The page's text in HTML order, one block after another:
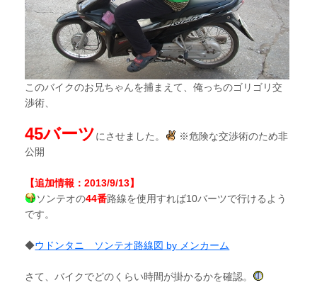
このバイクのお兄ちゃんを捕まえて、俺っちのゴリゴリ交
渉術、
45バーツにさせました。
※危険な交渉術のため非
公開
【追加情報：2013/9/13】
ソンテオの44番路線を使用すれば10バーツで行けるよう
です。
◆ウドンタニ ソンテオ路線図 by メンカーム
さて、バイクでどのくらい時間が掛かるかを確認。